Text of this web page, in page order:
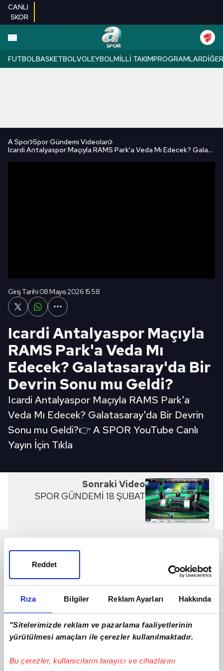
Rıza Bilgiler Reklam Ayarları Hakkında
"Sitelerimizde reklam ve pazarlama faaliyetlerinin
yürütülmesi amaçları ile çerezler kullanılmaktadır.
Bu çerezler, kullanıcıların tarayıcı ve cihazlarını
Reddet
CANLI
SKOR
FUTBOLBASKETBOLVOLEYBOLMILLI TAKIMPROGRAMLARDIĞER
A Spor Spor Gündemi Videoları
Icardi Antalyaspor Maçıyla RAMS Park'a Veda Mı Edecek? Galatasaray'da Bir Devrin Sonu mu Geldi?
Giriş Tarihi:08 Mayıs 2026 15:58
Icardi Antalyaspor Maçıyla
RAMS Park'a Veda Mı
Edecek? Galatasaray'da Bir
Devrin Sonu mu Geldi?
Icardi Antalyaspor Maçıyla RAMS Park'a
Veda Mı Edecek? Galatasaray'da Bir Devrin
Sonu mu Geldi?👉 A SPOR YouTube Canlı
Yayın İçin Tıkla
Sonraki Video
SPOR GÜNDEMİ 18 ŞUBAT
SON 24 SAAT